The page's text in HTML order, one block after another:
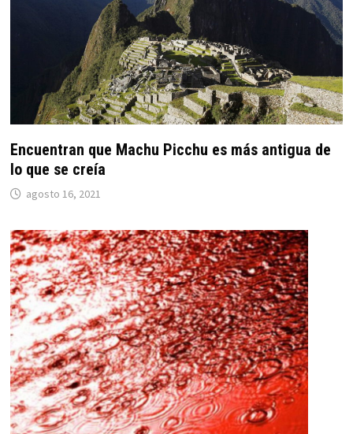
Encuentran que Machu Picchu es más antigua de
lo que se creía
agosto 16, 2021